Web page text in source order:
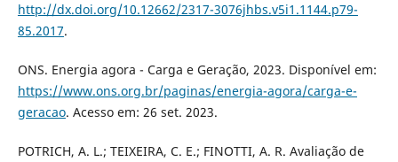
http://dx.doi.org/10.12662/2317-3076jhbs.v5i1.1144.p79-
85.2017.
ONS. Energia agora - Carga e Geração, 2023. Disponível em:
https://www.ons.org.br/paginas/energia-agora/carga-e-
geracao. Acesso em: 26 set. 2023.
POTRICH, A. L.; TEIXEIRA, C. E.; FINOTTI, A. R. Avaliação de